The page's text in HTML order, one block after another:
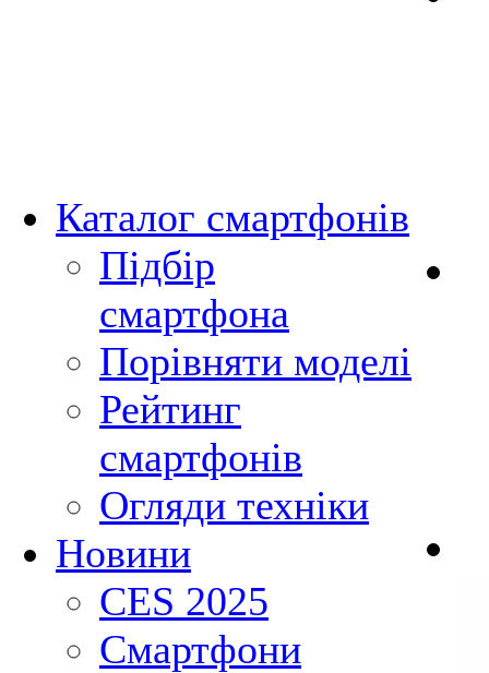
Каталог смартфонів
Підбір
смартфона
Порівняти моделі
Рейтинг
смартфонів
Огляди техніки
Новини
CES 2025
Смартфони